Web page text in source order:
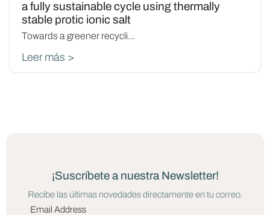
a fully sustainable cycle using thermally
stable protic ionic salt
Towards a greener recycli...
Leer más >
¡Suscríbete a nuestra Newsletter!
Recibe las últimas novedades directamente en tu correo.
Email Address